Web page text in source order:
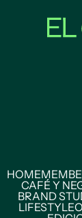
HOME
CAFÉ Y
BRAND
LIFESTYLE